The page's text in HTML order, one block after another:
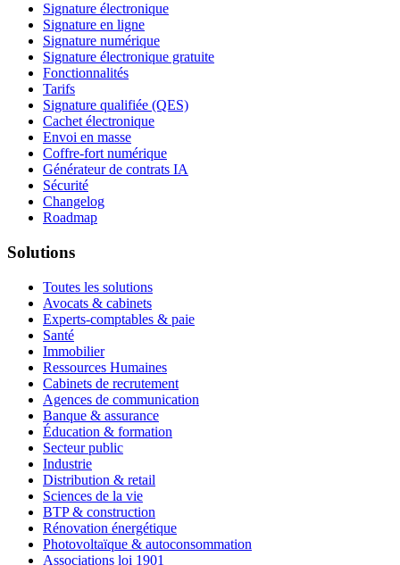
Signature électronique
Signature en ligne
Signature numérique
Signature électronique gratuite
Fonctionnalités
Tarifs
Signature qualifiée (QES)
Cachet électronique
Envoi en masse
Coffre-fort numérique
Générateur de contrats IA
Sécurité
Changelog
Roadmap
Solutions
Toutes les solutions
Avocats & cabinets
Experts-comptables & paie
Santé
Immobilier
Ressources Humaines
Cabinets de recrutement
Agences de communication
Banque & assurance
Éducation & formation
Secteur public
Industrie
Distribution & retail
Sciences de la vie
BTP & construction
Rénovation énergétique
Photovoltaïque & autoconsommation
Associations loi 1901